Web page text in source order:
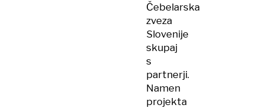
Čebelarska
zveza
Slovenije
skupaj
s
partnerji.
Namen
projekta